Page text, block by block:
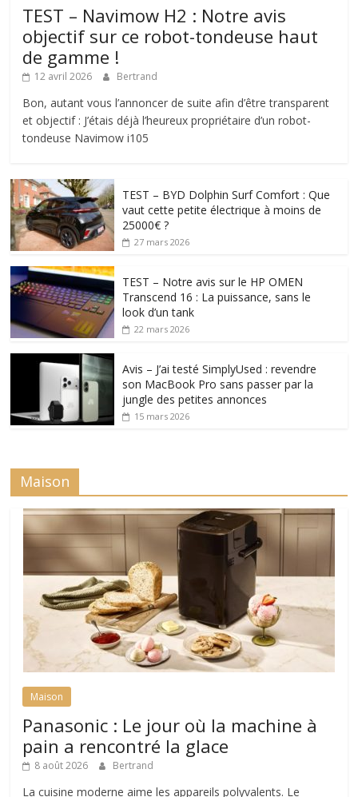
TEST – Navimow H2 : Notre avis
objectif sur ce robot-tondeuse haut
de gamme !
12 avril 2026 Bertrand
Bon, autant vous l’annoncer de suite afin d’être transparent
et objectif : J’étais déjà l’heureux propriétaire d’un robot-
tondeuse Navimow i105
TEST – BYD Dolphin Surf Comfort : Que
vaut cette petite électrique à moins de
25000€ ?
27 mars 2026
TEST – Notre avis sur le HP OMEN
Transcend 16 : La puissance, sans le
look d’un tank
22 mars 2026
Avis – J’ai testé SimplyUsed : revendre
son MacBook Pro sans passer par la
jungle des petites annonces
15 mars 2026
Maison
Maison
Panasonic : Le jour où la machine à
pain a rencontré la glace
8 août 2026 Bertrand
La cuisine moderne aime les appareils polyvalents. Le